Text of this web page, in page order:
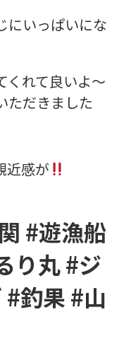
にいっぱいにな
くれて良いよ〜
ただきました
近感が
#遊漁船
り丸 #ジ
釣果 #山